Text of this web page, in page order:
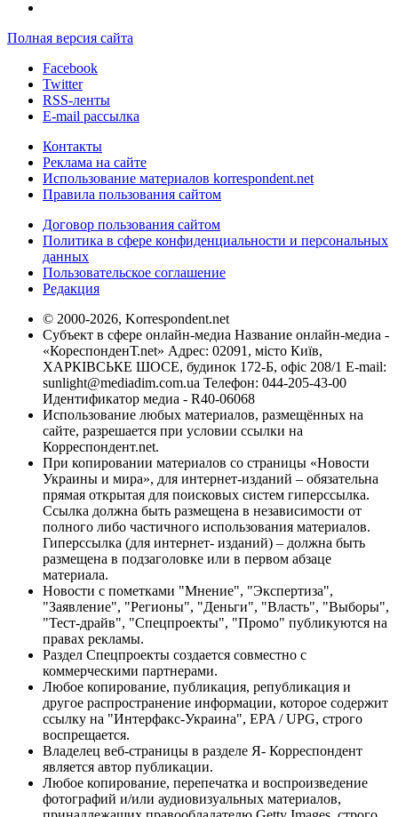
Полная версия сайта
Facebook
Twitter
RSS-ленты
E-mail рассылка
Контакты
Реклама на сайте
Использование материалов korrespondent.net
Правила пользования сайтом
Договор пользования сайтом
Политика в сфере конфиденциальности и персональных
данных
Пользовательское соглашение
Редакция
© 2000-2026, Korrespondent.net
Субъект в сфере онлайн-медиа Название онлайн-медиа -
«КореспонденТ.net» Адрес: 02091, місто Київ,
ХАРКІВСЬКЕ ШОСЕ, будинок 172-Б, офіс 208/1 E-mail:
sunlight@mediadim.com.ua Телефон: 044-205-43-00
Идентификатор медиа - R40-06068
Использование любых материалов, размещённых на
сайте, разрешается при условии ссылки на
Корреспондент.net.
При копировании материалов со страницы «Новости
Украины и мира», для интернет-изданий – обязательна
прямая открытая для поисковых систем гиперссылка.
Ссылка должна быть размещена в независимости от
полного либо частичного использования материалов.
Гиперссылка (для интернет- изданий) – должна быть
размещена в подзаголовке или в первом абзаце
материала.
Новости с пометками "Мнение", "Экспертиза",
"Заявление", "Регионы", "Деньги", "Власть", "Выборы",
"Тест-драйв", "Спецпроекты", "Промо" публикуются на
правах рекламы.
Раздел Спецпроекты создается совместно с
коммерческими партнерами.
Любое копирование, публикация, републикация и
другое распространение информации, которое содержит
ссылку на "Интерфакс-Украина", EPA / UPG, строго
воспрещается.
Владелец веб-страницы в разделе Я- Корреспондент
является автор публикации.
Любое копирование, перепечатка и воспроизведение
фотографий и/или аудиовизуальных материалов,